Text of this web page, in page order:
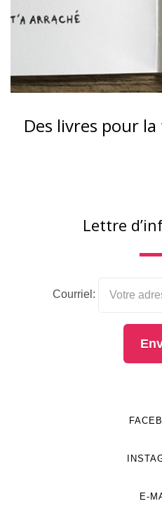
Des livres pour
Lettre
Courriel:
E-